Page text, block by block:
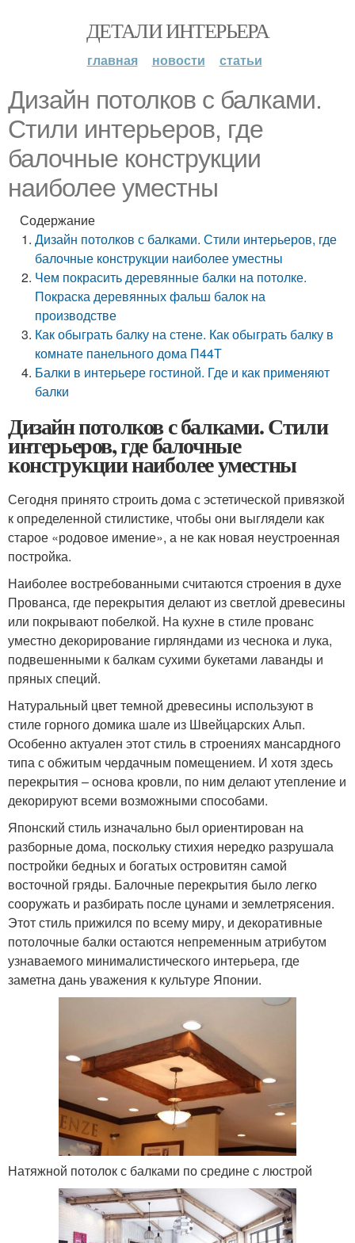
ДЕТАЛИ ИНТЕРЬЕРА
главная новости статьи
Дизайн потолков с балками.
Стили интерьеров, где
балочные конструкции
наиболее уместны
Содержание
Дизайн потолков с балками. Стили интерьеров, где
балочные конструкции наиболее уместны
Чем покрасить деревянные балки на потолке.
Покраска деревянных фальш балок на
производстве
Как обыграть балку на стене. Как обыграть балку в
комнате панельного дома П44Т
Балки в интерьере гостиной. Где и как применяют
балки
Дизайн потолков с балками. Стили
интерьеров, где балочные
конструкции наиболее уместны
Сегодня принято строить дома с эстетической привязкой
к определенной стилистике, чтобы они выглядели как
старое «родовое имение», а не как новая неустроенная
постройка.
Наиболее востребованными считаются строения в духе
Прованса, где перекрытия делают из светлой древесины
или покрывают побелкой. На кухне в стиле прованс
уместно декорирование гирляндами из чеснока и лука,
подвешенными к балкам сухими букетами лаванды и
пряных специй.
Натуральный цвет темной древесины используют в
стиле горного домика шале из Швейцарских Альп.
Особенно актуален этот стиль в строениях мансардного
типа с обжитым чердачным помещением. И хотя здесь
перекрытия – основа кровли, по ним делают утепление и
декорируют всеми возможными способами.
Японский стиль изначально был ориентирован на
разборные дома, поскольку стихия нередко разрушала
постройки бедных и богатых островитян самой
восточной гряды. Балочные перекрытия было легко
сооружать и разбирать после цунами и землетрясения.
Этот стиль прижился по всему миру, и декоративные
потолочные балки остаются непременным атрибутом
узнаваемого минималистического интерьера, где
заметна дань уважения к культуре Японии.
Натяжной потолок с балками по средине с люстрой